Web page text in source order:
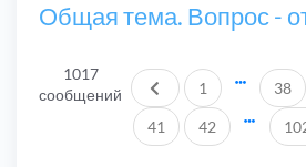
Общая тема. Вопрос -
1017
сообщений
Пред.1 38
41 42